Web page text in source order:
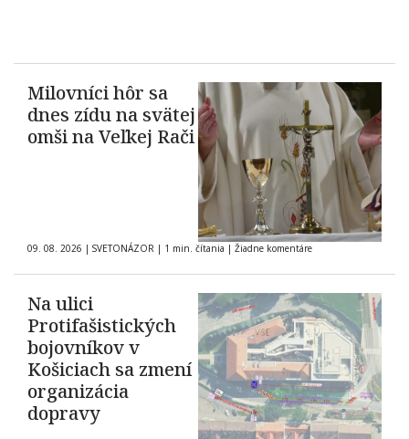
Milovníci hôr sa
dnes zídu na svätej
omši na Veľkej Rači
09. 08. 2026 | SVETONÁZOR | 1 min. čítania | Žiadne komentáre
Na ulici
Protifašistických
bojovníkov v
Košiciach sa zmení
organizácia
dopravy